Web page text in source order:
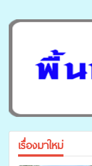
เรื่องมาใหม่